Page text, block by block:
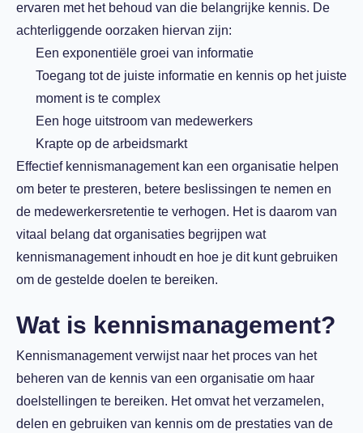
ervaren met het behoud van die belangrijke kennis. De
achterliggende oorzaken hiervan zijn:
Een exponentiële groei van informatie
Toegang tot de juiste informatie en kennis op het juiste
moment is te complex
Een hoge uitstroom van medewerkers
Krapte op de arbeidsmarkt
Effectief kennismanagement kan een organisatie helpen
om beter te presteren, betere beslissingen te nemen en
de medewerkersretentie te verhogen. Het is daarom van
vitaal belang dat organisaties begrijpen wat
kennismanagement inhoudt en hoe je dit kunt gebruiken
om de gestelde doelen te bereiken.
Wat is kennismanagement?
Kennismanagement verwijst naar het proces van het
beheren van de kennis van een organisatie om haar
doelstellingen te bereiken. Het omvat het verzamelen,
delen en gebruiken van kennis om de prestaties van de